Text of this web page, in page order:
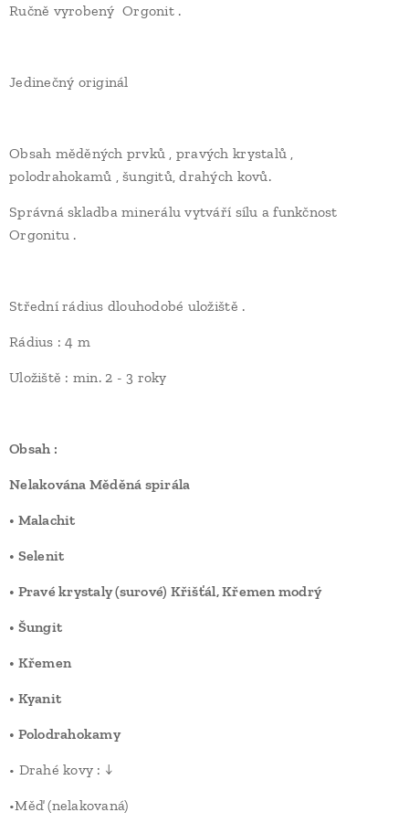
Ručně vyrobený Orgonit .
Jedinečný originál
Obsah měděných prvků , pravých krystalů ,
polodrahokamů , šungitů, drahých kovů.
Správná skladba minerálu vytváří sílu a funkčnost
Orgonitu .
Střední rádius dlouhodobé uložiště .
Rádius : 4 m
Uložiště : min. 2 - 3 roky
Obsah :
Nelakována Měděná spirála
• Malachit
• Selenit
• Pravé krystaly (surové) Křišťál, Křemen modrý
• Šungit
• Křemen
• Kyanit
• Polodrahokamy
• Drahé kovy : ↓
•Měď (nelakovaná)